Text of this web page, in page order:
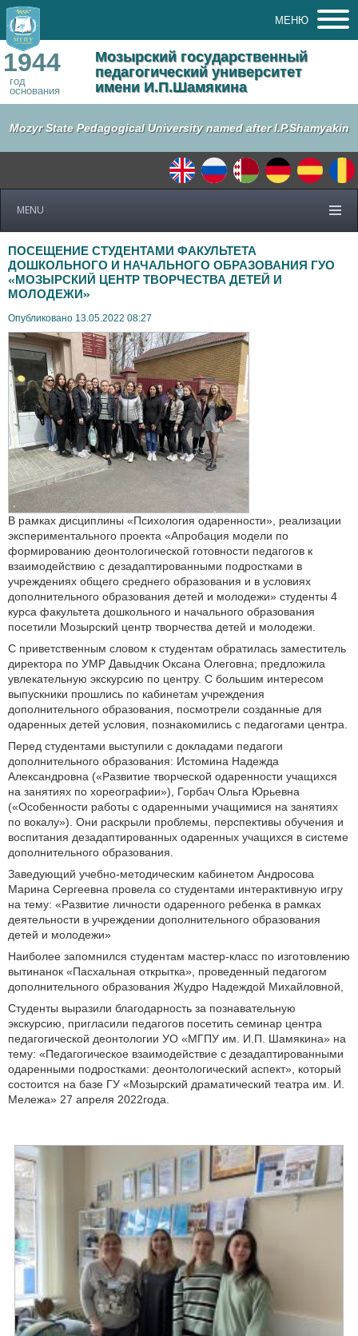
МЕНЮ
1944
год
основания
Мозырский государственный
педагогический университет
имени И.П.Шамякина
Mozyr State Pedagogical University named after I.P.Shamyakin
MENU
ПОСЕЩЕНИЕ СТУДЕНТАМИ ФАКУЛЬТЕТА
ДОШКОЛЬНОГО И НАЧАЛЬНОГО ОБРАЗОВАНИЯ ГУО
«МОЗЫРСКИЙ ЦЕНТР ТВОРЧЕСТВА ДЕТЕЙ И
МОЛОДЕЖИ»
Опубликовано 13.05.2022 08:27
В рамках дисциплины «Психология одаренности», реализации
экспериментального проекта «Апробация модели по
формированию деонтологической готовности педагогов к
взаимодействию с дезадаптированными подростками в
учреждениях общего среднего образования и в условиях
дополнительного образования детей и молодежи» студенты 4
курса факультета дошкольного и начального образования
посетили Мозырский центр творчества детей и молодежи.
С приветственным словом к студентам обратилась заместитель
директора по УМР Давыдчик Оксана Олеговна; предложила
увлекательную экскурсию по центру. С большим интересом
выпускники прошлись по кабинетам учреждения
дополнительного образования, посмотрели созданные для
одаренных детей условия, познакомились с педагогами центра.
Перед студентами выступили с докладами педагоги
дополнительного образования: Истомина Надежда
Александровна («Развитие творческой одаренности учащихся
на занятиях по хореографии»), Горбач Ольга Юрьевна
(«Особенности работы с одаренными учащимися на занятиях
по вокалу»). Они раскрыли проблемы, перспективы обучения и
воспитания дезадаптированных одаренных учащихся в системе
дополнительного образования.
Заведующий учебно-методическим кабинетом Андросова
Марина Сергеевна провела со студентами интерактивную игру
на тему: «Развитие личности одаренного ребенка в рамках
деятельности в учреждении дополнительного образования
детей и молодежи»
Наиболее запомнился студентам мастер-класс по изготовлению
вытинанок «Пасхальная открытка», проведенный педагогом
дополнительного образования Жудро Надеждой Михайловной,
Студенты выразили благодарность за познавательную
экскурсию, пригласили педагогов посетить семинар центра
педагогической деонтологии УО «МГПУ им. И.П. Шамякина» на
тему: «Педагогическое взаимодействие с дезадаптированными
одаренными подростками: деонтологический аспект», который
состоится на базе ГУ «Мозырский драматический театра им. И.
Мележа» 27 апреля 2022года.